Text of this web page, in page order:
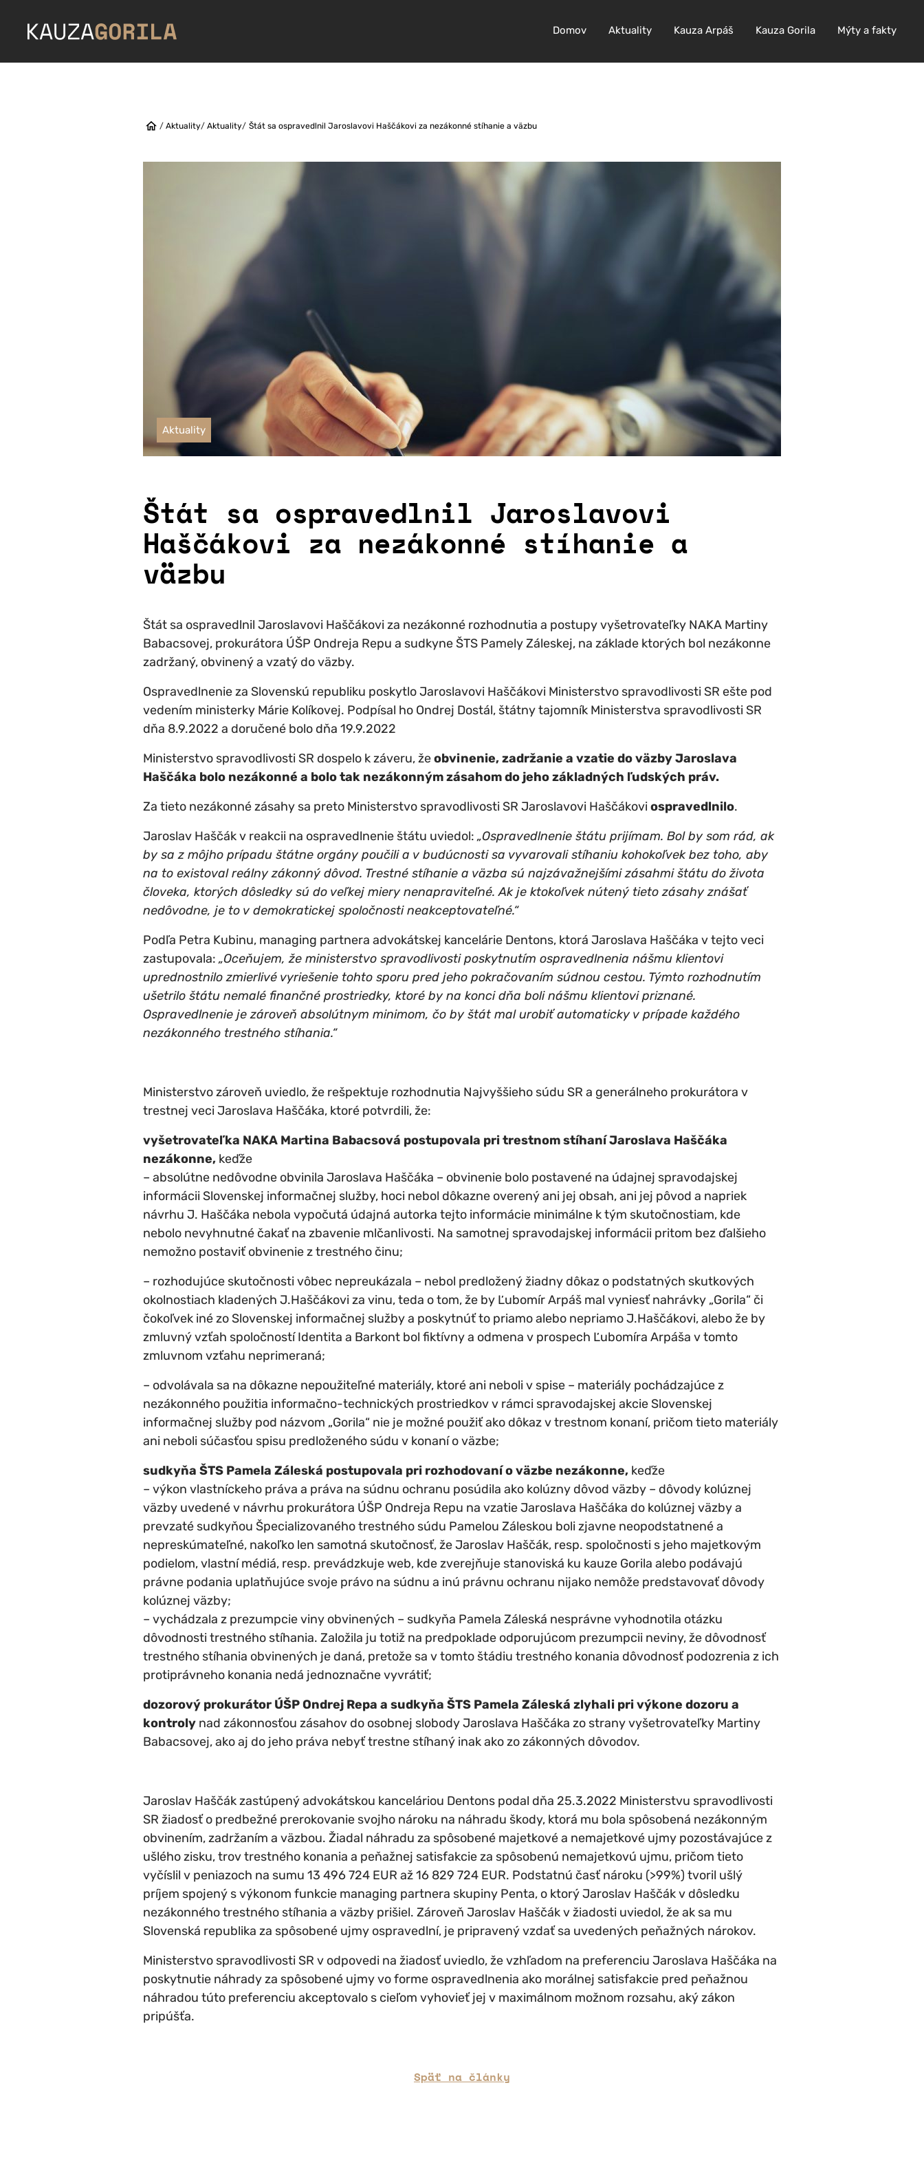
Domov Aktuality Kauza Arpáš Kauza Gorila Mýty a fakty
/ Aktuality/ Aktuality/ Štát sa ospravedlnil Jaroslavovi Haščákovi za nezákonné stíhanie a väzbu
Aktuality
Štát sa ospravedlnil Jaroslavovi
Haščákovi za nezákonné stíhanie a
väzbu
Štát sa ospravedlnil Jaroslavovi Haščákovi za nezákonné rozhodnutia a postupy vyšetrovateľky NAKA Martiny
Babacsovej, prokurátora ÚŠP Ondreja Repu a sudkyne ŠTS Pamely Záleskej, na základe ktorých bol nezákonne
zadržaný, obvinený a vzatý do väzby.
Ospravedlnenie za Slovenskú republiku poskytlo Jaroslavovi Haščákovi Ministerstvo spravodlivosti SR ešte pod
vedením ministerky Márie Kolíkovej. Podpísal ho Ondrej Dostál, štátny tajomník Ministerstva spravodlivosti SR
dňa 8.9.2022 a doručené bolo dňa 19.9.2022
Ministerstvo spravodlivosti SR dospelo k záveru, žeobvinenie, zadržanie a vzatie do väzby Jaroslava
Haščáka bolo nezákonné a bolo tak nezákonným zásahom do jeho základných ľudských práv.
Za tieto nezákonné zásahy sa preto Ministerstvo spravodlivosti SR Jaroslavovi Haščákoviospravedlnilo.
Jaroslav Haščák v reakcii na ospravedlnenie štátu uviedol: „Ospravedlnenie štátu prijímam. Bol by som rád, ak
by sa z môjho prípadu štátne orgány poučili a v budúcnosti sa vyvarovalistíhaniu kohokoľvek bez toho, aby
na to existoval reálny zákonný dôvod. Trestné stíhanie a väzba sú najzávažnejšími zásahmi štátu do života
človeka, ktorých dôsledky sú do veľkej miery nenapraviteľné. Ak je ktokoľvek nútený tieto zásahy znášať
nedôvodne, je to v demokratickej spoločnosti neakceptovateľné.“
Podľa Petra Kubinu, managing partnera advokátskej kancelárie Dentons, ktorá Jaroslava Haščáka v tejto veci
zastupovala: „Oceňujem, že ministerstvo spravodlivosti poskytnutím ospravedlnenia nášmu klientovi
uprednostnilo zmierlivé vyriešenie tohto sporu pred jeho pokračovaním súdnou cestou. Týmto rozhodnutím
ušetrilo štátu nemalé finančné prostriedky, ktoré by na konci dňa boli nášmu klientovi priznané.
Ospravedlnenie je zároveň absolútnym minimom, čo by štát mal urobiť automaticky v prípade každého
nezákonného trestného stíhania.“
Ministerstvo zároveň uviedlo, že rešpektuje rozhodnutia Najvyššieho súdu SR a generálneho prokurátora v
trestnej veci Jaroslava Haščáka, ktoré potvrdili, že:
vyšetrovateľka NAKA Martina Babacsová postupovala pri trestnom stíhaní Jaroslava Haščáka
nezákonne, keďže
– absolútne nedôvodne obvinila Jaroslava Haščáka – obvinenie bolo postavené na údajnej spravodajskej
informácii Slovenskej informačnej služby, hoci nebol dôkazne overený ani jej obsah, ani jej pôvod a napriek
návrhu J. Haščáka nebola vypočutá údajná autorka tejto informácie minimálne k tým skutočnostiam, kde
nebolo nevyhnutné čakať na zbavenie mlčanlivosti. Na samotnej spravodajskej informácii pritom bez ďalšieho
nemožno postaviť obvinenie z trestného činu;
– rozhodujúce skutočnosti vôbec nepreukázala – nebol predložený žiadny dôkaz o podstatných skutkových
okolnostiach kladených J.Haščákovi za vinu, teda o tom, že by Ľubomír Arpáš mal vyniesť nahrávky „Gorila“ či
čokoľvek iné zo Slovenskej informačnej služby a poskytnúť to priamo alebo nepriamo J.Haščákovi, alebo že by
zmluvný vzťah spoločností Identita a Barkont bol fiktívny a odmena v prospech Ľubomíra Arpáša v tomto
zmluvnom vzťahu neprimeraná;
– odvolávala sa na dôkazne nepoužiteľné materiály, ktoré ani neboli v spise – materiály pochádzajúce z
nezákonného použitia informačno-technických prostriedkov v rámci spravodajskej akcie Slovenskej
informačnej služby pod názvom „Gorila“ nie je možné použiť ako dôkaz v trestnom konaní, pričom tieto materiály
ani neboli súčasťou spisu predloženého súdu v konaní o väzbe;
sudkyňa ŠTS Pamela Záleská postupovala pri rozhodovaní o väzbe nezákonne, keďže
– výkon vlastníckeho práva a práva na súdnu ochranu posúdila ako kolúzny dôvod väzby – dôvody kolúznej
väzby uvedené v návrhu prokurátora ÚŠP Ondreja Repu na vzatie Jaroslava Haščáka do kolúznej väzby a
prevzaté sudkyňou Špecializovaného trestného súdu Pamelou Záleskou boli zjavne neopodstatnené a
nepreskúmateľné, nakoľko len samotná skutočnosť, že Jaroslav Haščák, resp. spoločnosti s jeho majetkovým
podielom, vlastní médiá, resp. prevádzkuje web, kde zverejňuje stanoviská ku kauze Gorila alebo podávajú
právne podania uplatňujúce svoje právo na súdnu a inú právnu ochranu nijako nemôže predstavovať dôvody
kolúznej väzby;
– vychádzala z prezumpcie viny obvinených – sudkyňa Pamela Záleská nesprávne vyhodnotila otázku
dôvodnosti trestného stíhania. Založila ju totiž na predpoklade odporujúcom prezumpcii neviny, že dôvodnosť
trestného stíhania obvinených je daná, pretože sa v tomto štádiu trestného konania dôvodnosť podozrenia z ich
protiprávneho konania nedá jednoznačne vyvrátiť;
dozorový prokurátor ÚŠP Ondrej Repa a sudkyňa ŠTS Pamela Záleská zlyhali pri výkone dozoru a
kontroly nad zákonnosťou zásahov do osobnej slobody Jaroslava Haščáka zo strany vyšetrovateľky Martiny
Babacsovej, ako aj do jeho práva nebyť trestne stíhaný inak ako zo zákonných dôvodov.
Jaroslav Haščák zastúpený advokátskou kanceláriou Dentons podal dňa 25.3.2022 Ministerstvu spravodlivosti
SR žiadosť o predbežné prerokovanie svojho nároku na náhradu škody, ktorá mu bola spôsobená nezákonným
obvinením, zadržaním a väzbou. Žiadal náhradu za spôsobené majetkové a nemajetkové ujmy pozostávajúce z
ušlého zisku, trov trestného konania a peňažnej satisfakcie za spôsobenú nemajetkovú ujmu, pričom tieto
vyčíslil v peniazoch na sumu 13 496 724 EUR až 16 829 724 EUR. Podstatnú časť nároku (>99%) tvoril ušlý
príjem spojený s výkonom funkcie managing partnera skupiny Penta, o ktorý Jaroslav Haščák v dôsledku
nezákonného trestného stíhania a väzby prišiel. Zároveň Jaroslav Haščák v žiadosti uviedol, že ak sa mu
Slovenská republika za spôsobené ujmy ospravedlní, je pripravený vzdať sa uvedených peňažných nárokov.
Ministerstvo spravodlivosti SR v odpovedi na žiadosť uviedlo, že vzhľadom na preferenciu Jaroslava Haščáka na
poskytnutie náhrady za spôsobené ujmy vo forme ospravedlnenia ako morálnej satisfakcie pred peňažnou
náhradou túto preferenciu akceptovalo s cieľom vyhovieť jej v maximálnom možnom rozsahu, aký zákon
pripúšťa.
Späť na články